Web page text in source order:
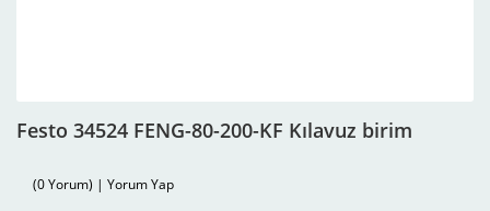
Festo 34524 FENG-80-200-KF Kılavuz birim
(0 Yorum) | Yorum Yap